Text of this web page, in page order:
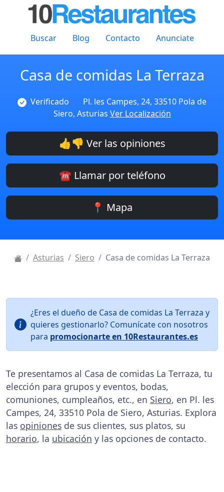
Buscar Blog Contacto Anunciate
Casa de comidas La Terraza
Verificado
Pl. les Campes, 24, 33510 Pola de
Siero, Asturias Ver Localización
👍👎 Ver las opiniones
☎️ Llamar por teléfono
📍 Mapa
Asturias Siero Casa de comidas La Terraza
¿Eres el dueño de Casa de comidas La Terraza y
quieres gestionarlo? Comunícate con nosotros
para promocionarte en 10Restaurantes.es
Te presentamos al Casa de comidas La Terraza, tu
elección para grupos y eventos, bodas,
comuniones, cumpleaños, etc., en Siero, en Pl. les
Campes, 24, 33510 Pola de Siero, Asturias. Explora
las opiniones de sus clientes, sus platos, su
horario, la ubicación y las opciones de contacto.